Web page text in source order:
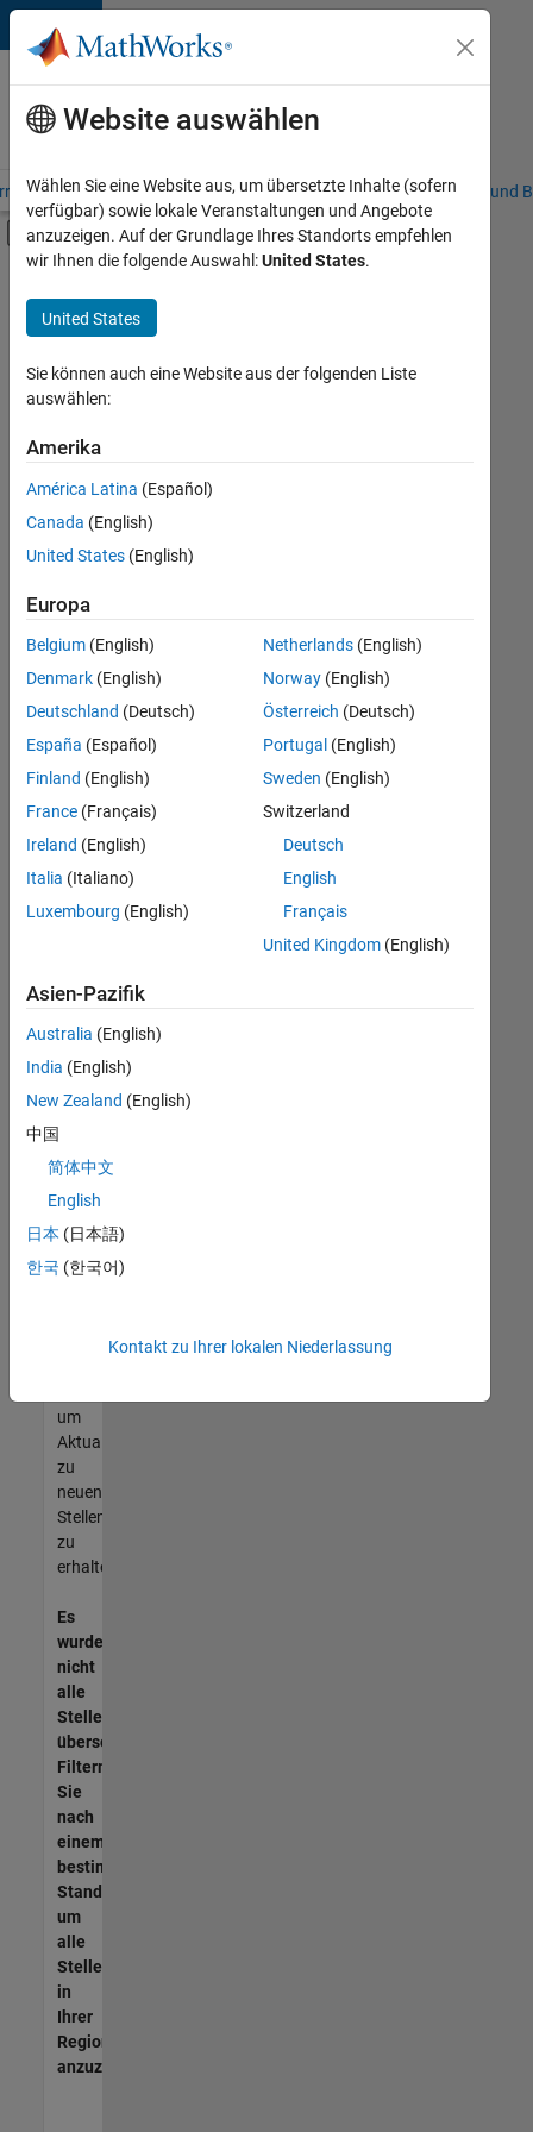
Weiter zum Inhalt
Karriere
bei
MathWorks
– Übersicht Stellensuche Niederlassungen Studierende und
Umschaltung für Off-Canvas-
Hauptinhalt
Information Technology
Commercial Sales
Customer Support
Inside Sales
Marketing Communications
Marketing Services
Finance and Operations
Human Resources
+7
Derzeit
es
keine
offenen
Stellen,
Ihren
Suchkriterien
entsprechen.
können
die
Suchkriterien
weiter
fassen
oder
alle
Stellenangebote
anzeigen .
noch
keine
offenen
Stellen
können,
die
Ihren
entsprechen,
werden
unseres
um
Aktualisierungen
zu
neuen
Stellenangeboten
zu
erhalten.
Es
wurden
nicht
alle
Stellen
übersetzt.
Filtern
Sie
nach
einem
bestimmten
Standort,
um
alle
Stellenangebote
in
Ihrer
Region
anzuzeigen.
Website auswählen
Wählen Sie eine Website aus, um übersetzte Inhalte (sofern
verfügbar) sowie lokale Veranstaltungen und Angebote
anzuzeigen. Auf der Grundlage Ihres Standorts empfehlen
wir Ihnen die folgende Auswahl:United States.
United States
Sie können auch eine Website aus der folgenden Liste
auswählen:
Amerika
América Latina (Español)
Canada (English)
United States (English)
Europa
Belgium (English)
Denmark (English)
Deutschland (Deutsch)
España (Español)
Finland (English)
France (Français)
Ireland (English)
Italia (Italiano)
Luxembourg (English)
Netherlands(English)
Norway(English)
Österreich (Deutsch)
Portugal (English)
Sweden (English)
Switzerland
Deutsch
English
Français
United Kingdom(English)
Asien-Pazifik
Australia (English)
India (English)
New Zealand (English)
中国
简体中文
English
日本 (日本語)
한국 (한국어)
Kontakt zu Ihrer lokalen Niederlassung